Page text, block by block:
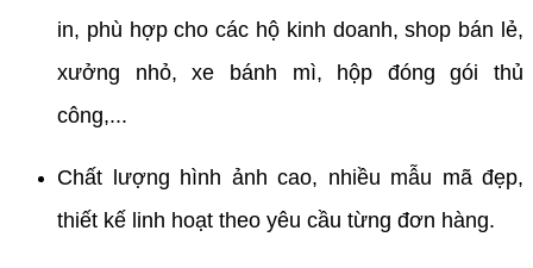
in, phù hợp cho các hộ kinh doanh, shop bán lẻ,
xưởng nhỏ, xe bánh mì, hộp đóng gói thủ
công,...
Chất lượng hình ảnh cao, nhiều mẫu mã đẹp,
thiết kế linh hoạt theo yêu cầu từng đơn hàng.